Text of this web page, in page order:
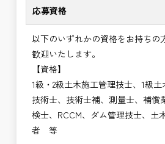
応募資格
以下のいずれかの資格をお持ちの
歓迎いたします。
【資格】
1級・2級土木施工管理技士、1級土
技術士、技術士補、測量士、補償
検士、RCCM、ダム管理技士、土
者 等